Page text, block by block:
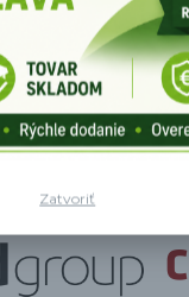
Zatvoriť